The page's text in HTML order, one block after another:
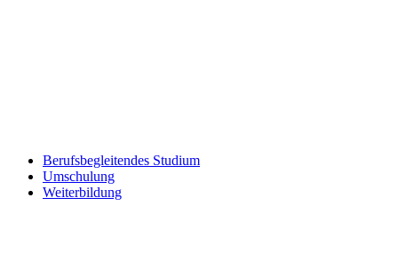
Berufsbegleitendes Studium
Umschulung
Weiterbildung